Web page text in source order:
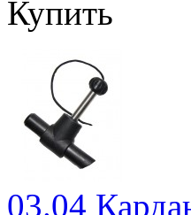
Купить
03.04